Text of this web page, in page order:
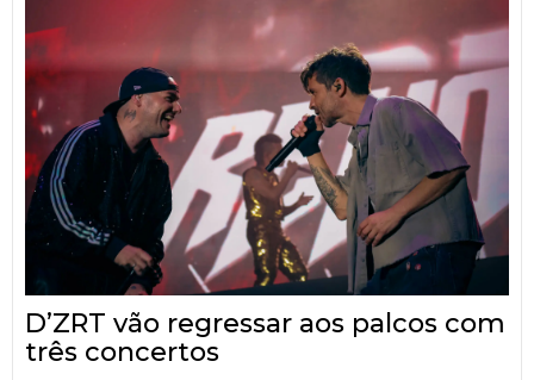
D’ZRT vão regressar aos palcos com
três concertos